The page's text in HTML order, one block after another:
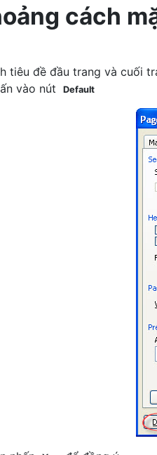
cách
tiêu đề đầu trang và cuối
vào nút
Default